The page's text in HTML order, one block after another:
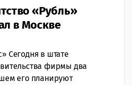
«Рубль»
в Москве
Сегодня в штате
фирмы два
его планируют